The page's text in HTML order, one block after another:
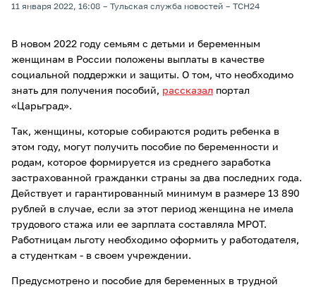
11 января 2022, 16:08 Тульская служба новостей ТСН24
В новом 2022 году семьям с детьми и беременным
женщинам в России положены выплаты в качестве
социальной поддержки и защиты. О том, что необходимо
знать для получения пособий, рассказал портал
«Царьград».
Так, женщины, которые собираются родить ребенка в
этом году, могут получить пособие по беременности и
родам, которое формируется из среднего заработка
застрахованной гражданки страны за два последних года.
Действует и гарантированный минимум в размере 13 890
рублей в случае, если за этот период женщина не имела
трудового стажа или ее зарплата составляла МРОТ.
Работницам льготу необходимо оформить у работодателя,
а студенткам - в своем учреждении.
Предусмотрено и пособие для беременных в трудной